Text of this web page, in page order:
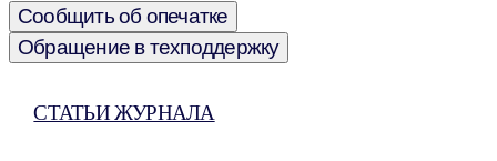
Сообщить об опечатке
Обращение в техподдержку
СТАТЬИ ЖУРНАЛА